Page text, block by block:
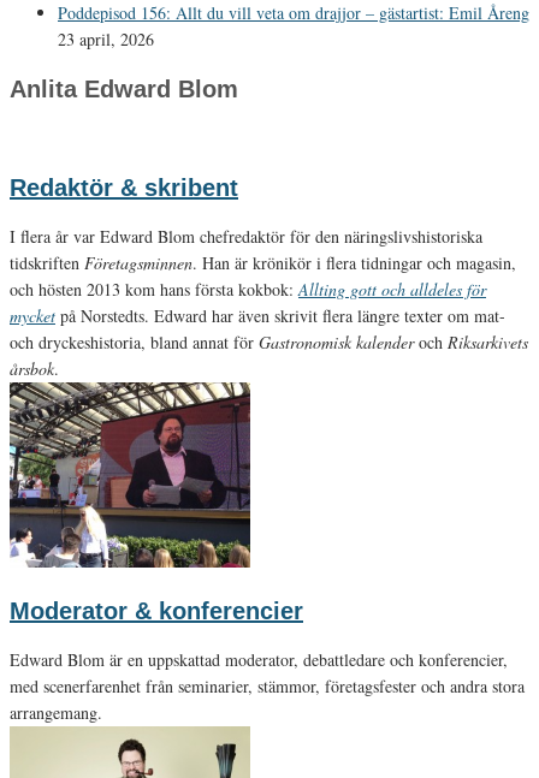
Poddepisod 156: Allt du vill veta om drajjor – gästartist: Emil Åreng
23 april, 2026
Anlita Edward Blom
Redaktör & skribent
I flera år var Edward Blom chefredaktör för den näringslivshistoriska
tidskriften Företagsminnen. Han är krönikör i flera tidningar och magasin,
och hösten 2013 kom hans första kokbok:Allting gott och alldeles för
mycket på Norstedts. Edward har även skrivit flera längre texter om mat-
och dryckeshistoria, bland annat för Gastronomisk kalenderoch Riksarkivets
årsbok.
Moderator & konferencier
Edward Blom är en uppskattad moderator, debattledare och konferencier,
med scenerfarenhet från seminarier, stämmor, företagsfester och andra stora
arrangemang.